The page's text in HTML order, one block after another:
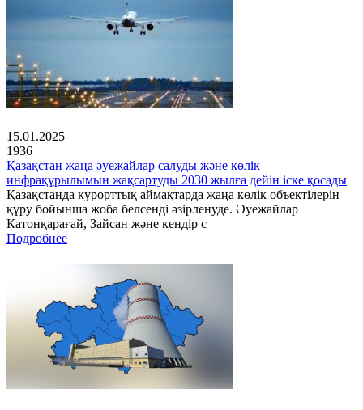
15.01.2025
1936
Қазақстан жаңа әуежайлар салуды және көлік
инфрақұрылымын жақсартуды 2030 жылға дейін іске қосады
Қазақстанда курорттық аймақтарда жаңа көлік объектілерін
құру бойынша жоба белсенді әзірленуде. Әуежайлар
Катонқарағай, Зайсан және кендір с
Подробнее